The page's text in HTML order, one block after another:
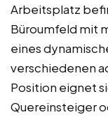
Arbeitsplatz
Büroumfeld mit
eines
verschiedenen
Position eignet
Quereinsteiger